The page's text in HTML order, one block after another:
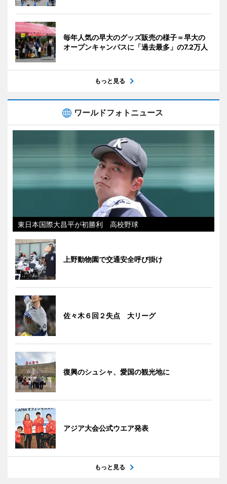
毎年人気の早大のグッズ販売の様子＝早大の
オープンキャンパスに「過去最多」の7.2万人
もっと見る
ワールドフォトニュース
東日本国際大昌平が初勝利 高校野球
上野動物園で交通安全呼び掛け
佐々木６回２失点 大リーグ
復興のシュシャ、愛国の観光地に
アジア大会公式ウエア発表
もっと見る